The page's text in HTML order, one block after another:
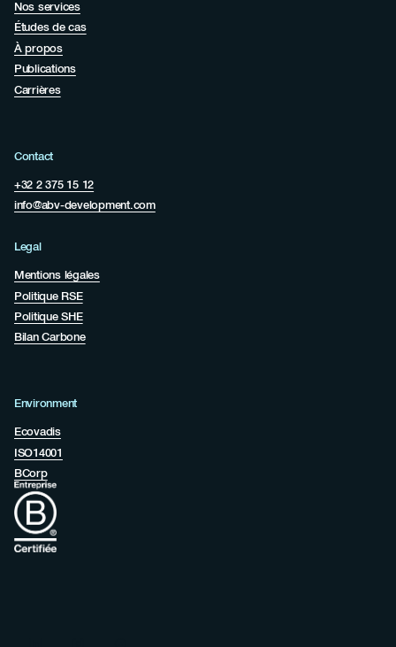
Nos services
Études de cas
À propos
Publications
Carrières
Contact
+32 2 375 15 12
info@abv-development.com
Legal
Mentions légales
Politique RSE
Politique SHE
Bilan Carbone
Environment
Ecovadis
ISO14001
BCorp